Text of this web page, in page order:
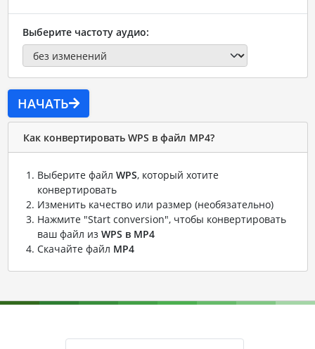
Выберите частоту аудио:
НАЧАТЬ
Как конвертировать WPS в файл MP4?
Выберите файл WPS, который хотите
конвертировать
Изменить качество или размер (необязательно)
Нажмите "Start conversion", чтобы конвертировать
ваш файл из WPS в MP4
Скачайте файл MP4